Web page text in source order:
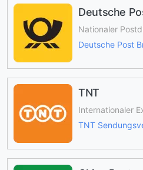
Deutsche
Nationaler
Deutsche Post
TNT
Internationaler
TNT